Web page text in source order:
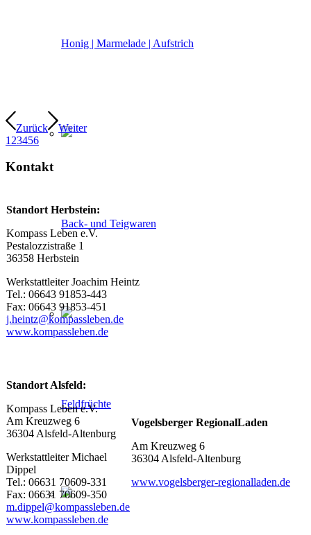
Honig | Marmelade | Aufstrich
Back- und Teigwaren
Feldfrüchte
Zurück
Weiter
1 23456
Kontakt
Standort Herbstein:
Kompass Leben e.V.
Pestalozzistraße 1
36358 Herbstein
Werkstattleiter Joachim Heintz
Tel.: 06643 91853-443
Fax: 06643 91853-451
j.heintz@kompassleben.de
www.kompassleben.de
Standort Alsfeld:
Kompass Leben e.V.
Am Kreuzweg 6
36304 Alsfeld-Altenburg
Werkstattleiter Michael
Dippel
Tel.: 06631 70609-331
Fax: 06631 70609-350
m.dippel@kompassleben.de
www.kompassleben.de
Vogelsberger RegionalLaden
Am Kreuzweg 6
36304 Alsfeld-Altenburg
www.vogelsberger-regionalladen.de